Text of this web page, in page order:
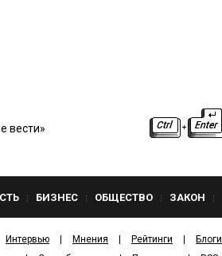
вести»
БИЗНЕС ОБЩЕСТВО ЗАКОН
Интервью Мнения Рейтинги Блоги